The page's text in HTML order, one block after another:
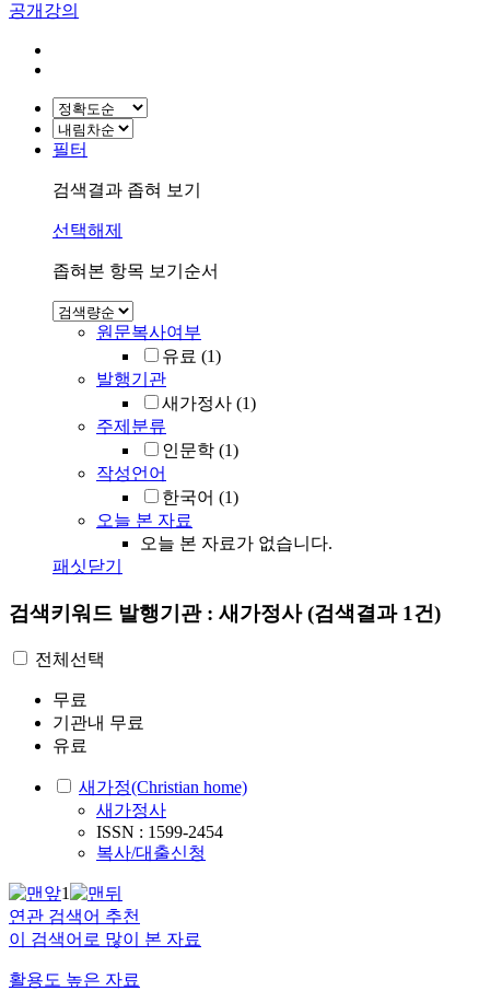
공개강의
필터
검색결과 좁혀 보기
선택해제
좁혀본 항목 보기순서
원문복사여부
유료 (1)
발행기관
새가정사 (1)
주제분류
인문학 (1)
작성언어
한국어 (1)
오늘 본 자료
오늘 본 자료가 없습니다.
패싯닫기
검색키워드 발행기관 : 새가정사(검색결과 1건)
전체선택
무료
기관내 무료
유료
새가정(Christian home)
새가정사
ISSN : 1599-2454
복사/대출신청
1
연관 검색어 추천
이 검색어로 많이 본 자료
활용도 높은 자료